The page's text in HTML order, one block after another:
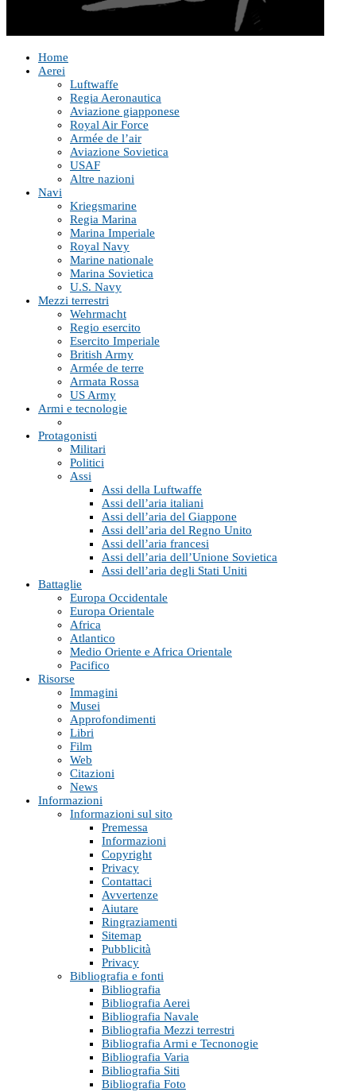
Home
Aerei
Luftwaffe
Regia Aeronautica
Aviazione giapponese
Royal Air Force
Armée de l’air
Aviazione Sovietica
USAF
Altre nazioni
Navi
Kriegsmarine
Regia Marina
Marina Imperiale
Royal Navy
Marine nationale
Marina Sovietica
U.S. Navy
Mezzi terrestri
Wehrmacht
Regio esercito
Esercito Imperiale
British Army
Armée de terre
Armata Rossa
US Army
Armi e tecnologie
Protagonisti
Militari
Politici
Assi
Assi della Luftwaffe
Assi dell’aria italiani
Assi dell’aria del Giappone
Assi dell’aria del Regno Unito
Assi dell’aria francesi
Assi dell’aria dell’Unione Sovietica
Assi dell’aria degli Stati Uniti
Battaglie
Europa Occidentale
Europa Orientale
Africa
Atlantico
Medio Oriente e Africa Orientale
Pacifico
Risorse
Immagini
Musei
Approfondimenti
Libri
Film
Web
Citazioni
News
Informazioni
Informazioni sul sito
Premessa
Informazioni
Copyright
Privacy
Contattaci
Avvertenze
Aiutare
Ringraziamenti
Sitemap
Pubblicità
Privacy
Bibliografia e fonti
Bibliografia
Bibliografia Aerei
Bibliografia Navale
Bibliografia Mezzi terrestri
Bibliografia Armi e Tecnonogie
Bibliografia Varia
Bibliografia Siti
Bibliografia Foto